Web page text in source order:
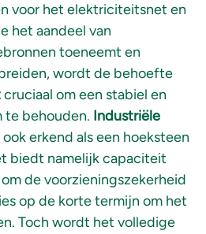
voor het elektriciteitsnet en
het aandeel van
toeneemt en
wordt de behoefte
cruciaal om een stabiel en
te behouden. Industriële
erkend als een hoeksteen
biedt namelijk capaciteit
de voorzieningszekerheid
op de korte termijn om het
Toch wordt het volledige